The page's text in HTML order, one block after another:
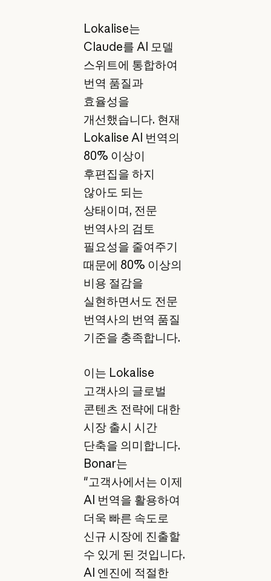
Lokalise는
Claude를 AI 모델
스위트에 통합하여
번역 품질과
효율성을
개선했습니다. 현재
Lokalise AI 번역의
80% 이상이
후편집을 하지
않아도 되는
상태이며, 전문
번역사의 검토
필요성을 줄여주기
때문에 80% 이상의
비용 절감을
실현하면서도 전문
번역사의 번역 품질
기준을 충족합니다.
이는 Lokalise
고객사의 글로벌
콘텐츠 전략에 대한
시장 출시 시간
단축을 의미합니다.
Bonar는
"고객사에서는 이제
AI 번역을 활용하여
더욱 빠른 속도로
신규 시장에 진출할
수 있게 된 것입니다.
AI 엔진에 적절한